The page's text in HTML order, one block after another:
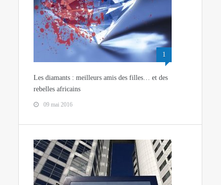
1
Les diamants : meilleurs amis des filles… et des
rebelles africains
09 mai 2016